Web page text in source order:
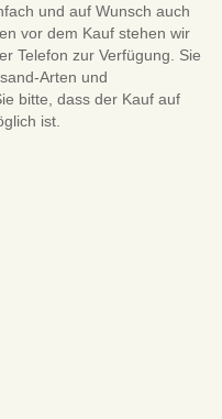
und auf Wunsch auch
vor dem Kauf stehen wir
Telefon zur Verfügung. Sie
Arten und
bitte, dass der Kauf auf
ist.